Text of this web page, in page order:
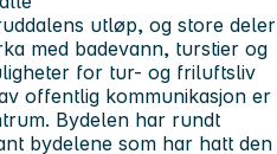
utløp, og store deler
med badevann, turstier og
for tur- og friluftsliv
offentlig kommunikasjon er
Bydelen har rundt
bydelene som har hatt den